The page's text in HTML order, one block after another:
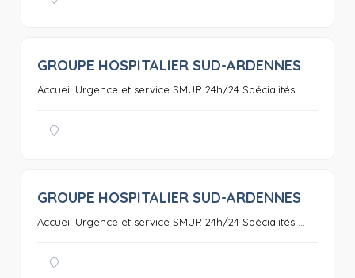
0
GROUPE HOSPITALIER SUD-ARDENNES
Accueil Urgence et service SMUR 24h/24 Spécialités ...
0
GROUPE HOSPITALIER SUD-ARDENNES
Accueil Urgence et service SMUR 24h/24 Spécialités ...